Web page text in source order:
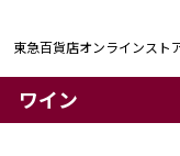
東急百貨店オンラインスト
ワイン